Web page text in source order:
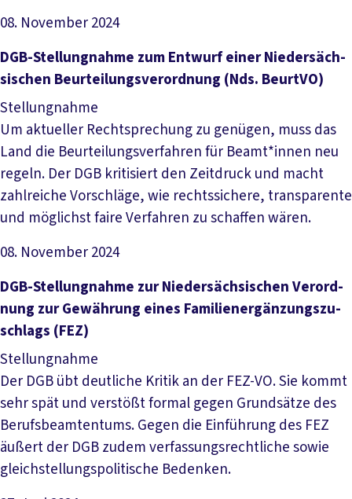
08. November 2024
Datei herunterladen
DGB-­Stel­lung­nah­me zum Ent­wurf ei­ner Nie­der­säch­
si­schen Be­ur­tei­lungs­ver­ord­nung (Nds. Be­urt­VO)
Stellungnahme
Um aktueller Rechtsprechung zu genügen, muss das
Land die Beurteilungsverfahren für Beamt*innen neu
regeln. Der DGB kritisiert den Zeitdruck und macht
zahlreiche Vorschläge, wie rechtssichere, transparente
und möglichst faire Verfahren zu schaffen wären.
08. November 2024
Datei herunterladen
DGB-­Stel­lung­nah­me zur Nie­der­säch­si­schen Ver­ord­
nung zur Ge­wäh­rung ei­nes Fa­mi­li­ener­gän­zungs­zu­
schlags (FE­Z)
Stellungnahme
Der DGB übt deutliche Kritik an der FEZ-VO. Sie kommt
sehr spät und verstößt formal gegen Grundsätze des
Berufsbeamtentums. Gegen die Einführung des FEZ
äußert der DGB zudem verfassungsrechtliche sowie
gleichstellungspolitische Bedenken.